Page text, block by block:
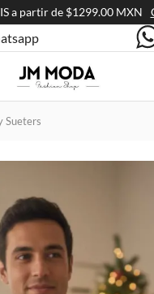
a partir de $1299.00 MXN
Sueters